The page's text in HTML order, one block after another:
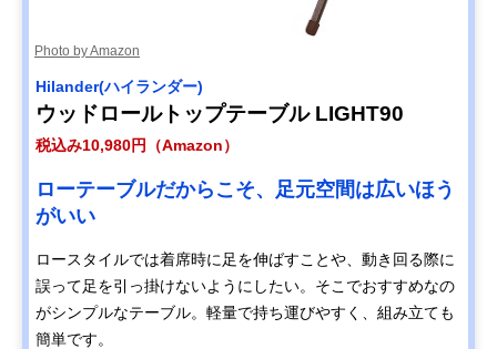
Photo by Amazon
Hilander(ハイランダー)
ウッドロールトップテーブル LIGHT90
税込み10,980円（Amazon）
ローテーブルだからこそ、足元空間は広いほう
がいい
ロースタイルでは着席時に足を伸ばすことや、動き回る際に
誤って足を引っ掛けないようにしたい。そこでおすすめなの
がシンプルなテーブル。軽量で持ち運びやすく、組み立ても
簡単です。